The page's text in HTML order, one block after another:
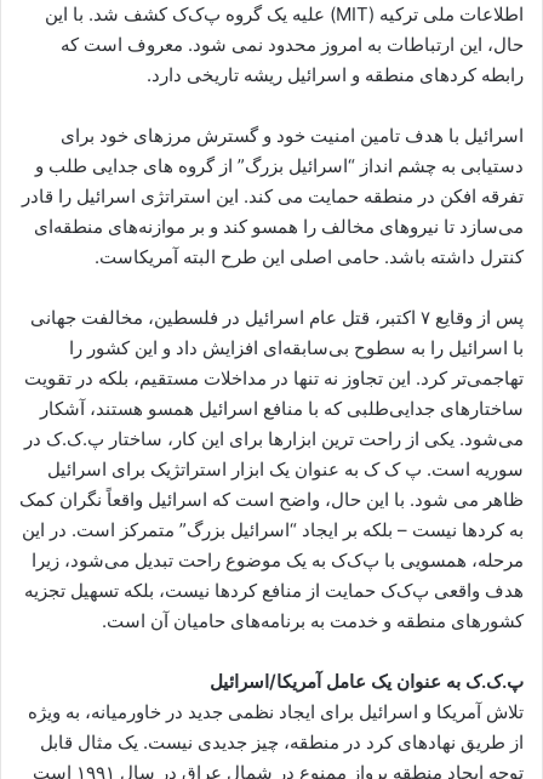
اطلاعات ملی ترکیه (MIT) علیه یک گروه پ‌ک‌ک کشف شد. با این
حال، این ارتباطات به امروز محدود نمی شود. معروف است که
رابطه کردهای منطقه و اسرائیل ریشه تاریخی دارد.
اسرائیل با هدف تامین امنیت خود و گسترش مرزهای خود برای
دستیابی به چشم انداز “اسرائیل بزرگ” از گروه های جدایی طلب و
تفرقه افکن در منطقه حمایت می کند. این استراتژی اسرائیل را قادر
می‌سازد تا نیروهای مخالف را همسو کند و بر موازنه‌های منطقه‌ای
کنترل داشته باشد. حامی اصلی این طرح البته آمریکاست.
پس از وقایع ۷ اکتبر، قتل عام اسرائیل در فلسطین، مخالفت جهانی
با اسرائیل را به سطوح بی‌سابقه‌ای افزایش داد و این کشور را
تهاجمی‌تر کرد. این تجاوز نه تنها در مداخلات مستقیم، بلکه در تقویت
ساختارهای جدایی‌طلبی که با منافع اسرائیل همسو هستند، آشکار
می‌شود. یکی از راحت ترین ابزارها برای این کار، ساختار پ.ک.ک در
سوریه است. پ ک ک به عنوان یک ابزار استراتژیک برای اسرائیل
ظاهر می شود. با این حال، واضح است که اسرائیل واقعاً نگران کمک
به کردها نیست – بلکه بر ایجاد “اسرائیل بزرگ” متمرکز است. در این
مرحله، همسویی با پ‌ک‌ک به یک موضوع راحت تبدیل می‌شود، زیرا
هدف واقعی پ‌ک‌ک حمایت از منافع کردها نیست، بلکه تسهیل تجزیه
کشورهای منطقه و خدمت به برنامه‌های حامیان آن است.
پ.ک.ک به عنوان یک عامل آمریکا/اسرائیل
تلاش آمریکا و اسرائیل برای ایجاد نظمی جدید در خاورمیانه، به ویژه
از طریق نهادهای کرد در منطقه، چیز جدیدی نیست. یک مثال قابل
توجه ایجاد منطقه پرواز ممنوع در شمال عراق در سال ۱۹۹۱ است